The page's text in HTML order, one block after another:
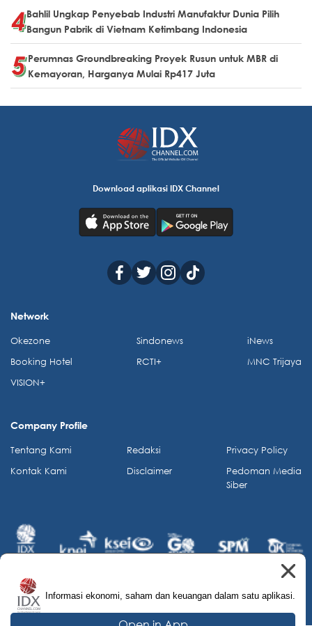
Bahlil Ungkap Penyebab Industri Manufaktur Dunia Pilih
Bangun Pabrik di Vietnam Ketimbang Indonesia
Perumnas Groundbreaking Proyek Rusun untuk MBR di
Kemayoran, Harganya Mulai Rp417 Juta
Informasi ekonomi, saham dan keuangan dalam satu aplikasi.
Download aplikasi IDX Channel
Network
Okezone
Booking Hotel
VISION+
Sindonews
RCTI+
iNews
MNC Trijaya
Company Profile
Tentang Kami
Kontak Kami
Redaksi
Disclaimer
Privacy Policy
Pedoman Media
Siber
© 2026 IDX Channel. All Rights Reserved.